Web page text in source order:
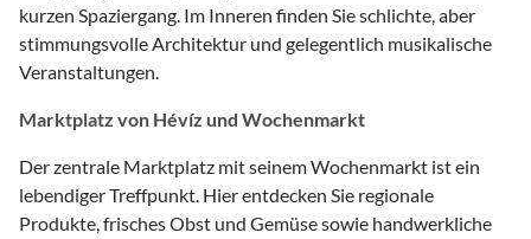
kurzen Spaziergang. Im Inneren finden Sie schlichte, aber
stimmungsvolle Architektur und gelegentlich musikalische
Veranstaltungen.
Marktplatz von Hévíz und Wochenmarkt
Der zentrale Marktplatz mit seinem Wochenmarkt ist ein
lebendiger Treffpunkt. Hier entdecken Sie regionale
Produkte, frisches Obst und Gemüse sowie handwerkliche